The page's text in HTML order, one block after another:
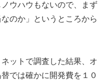
ウハウもないので、まず
のか」というところから
ットで調査した結果、オ
では確かに開発費を１０